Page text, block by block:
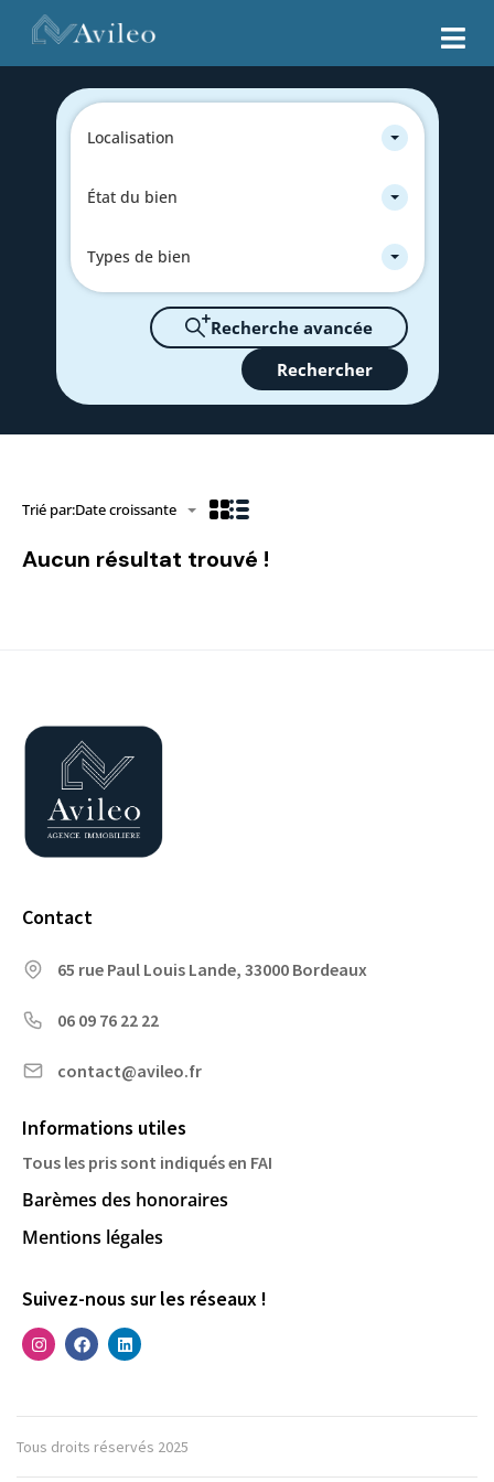
Localisation
État du bien
Types de bien
Recherche avancée
Rechercher
Trié par:Date croissante
Aucun résultat trouvé !
Contact
65 rue Paul Louis Lande, 33000 Bordeaux
06 09 76 22 22
contact@avileo.fr
Informations utiles
Tous les pris sont indiqués en FAI
Barèmes des honoraires
Mentions légales
Suivez-nous sur les réseaux !
Tous droits réservés 2025